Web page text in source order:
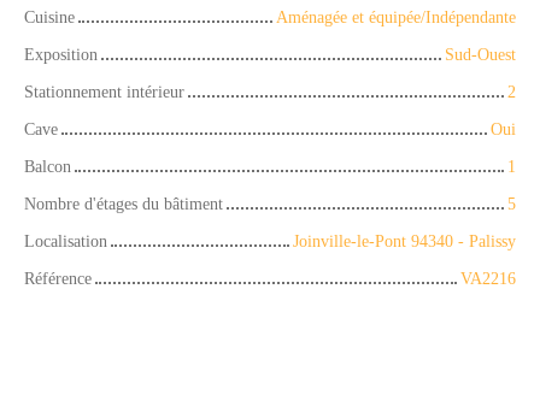
Cuisine
Aménagée et équipée/Indépendante
Exposition
Sud-Ouest
Stationnement intérieur
2
Cave
Oui
Balcon
1
Nombre d'étages du bâtiment
5
Localisation
Joinville-le-Pont 94340 - Palissy
Référence
VA2216